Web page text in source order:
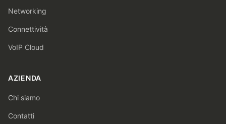
Networking
Connettività
VoIP Cloud
AZIENDA
Chi siamo
Contatti